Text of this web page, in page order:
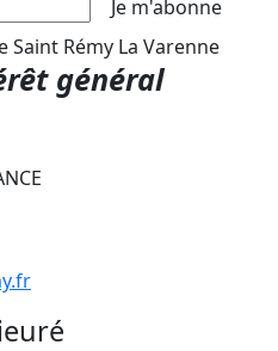
Je m'abonne
général